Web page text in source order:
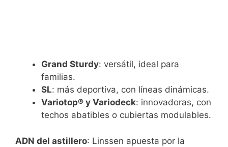
Grand Sturdy: versátil, ideal para
familias.
SL: más deportiva, con líneas dinámicas.
Variotop® y Variodeck: innovadoras, con
techos abatibles o cubiertas modulables.
ADN del astillero: Linssen apuesta por la